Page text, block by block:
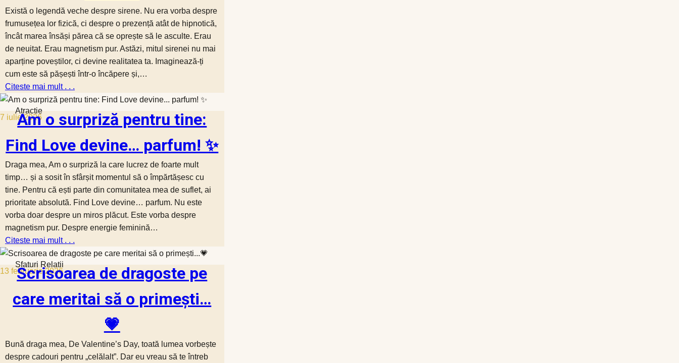
Există o legendă veche despre sirene. Nu era vorba despre
frumusețea lor fizică, ci despre o prezență atât de hipnotică,
încât marea însăși părea că se oprește să le asculte. Erau
de neuitat. Erau magnetism pur. Astăzi, mitul sirenei nu mai
aparține poveștilor, ci devine realitatea ta. Imaginează-ți
cum este să pășești într-o încăpere și,…
Citeste mai mult . . .
7 iulie 2026
Atractie
Am o surpriză pentru tine:
Find Love devine… parfum! ✨
Draga mea, Am o surpriză la care lucrez de foarte mult
timp… și a sosit în sfârșit momentul să o împărtășesc cu
tine. Pentru că ești parte din comunitatea mea de suflet, ai
prioritate absolută. Find Love devine… parfum. Nu este
vorba doar despre un miros plăcut. Este vorba despre
magnetism pur. Despre energie feminină…
Citeste mai mult . . .
13 februarie 2026
Sfaturi Relatii
Scrisoarea de dragoste pe
care meritai să o primești…
💗
Bună draga mea, De Valentine’s Day, toată lumea vorbește
despre cadouri pentru „celălalt”. Dar eu vreau să te întreb